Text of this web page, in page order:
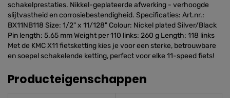
schakelprestaties. Nikkel-geplateerde afwerking - verhoogde
slijtvastheid en corrosiebestendigheid. Specificaties: Art.nr.:
BX11NB118 Size: 1/2" x 11/128" Colour: Nickel plated Silver/Black
Pin length: 5.65 mm Weight per 110 links: 260 g Length: 118 links
Met de KMC X11 fietsketting kies je voor een sterke, betrouwbare
en soepel schakelende ketting, perfect voor elke 11-speed fiets!
Producteigenschappen